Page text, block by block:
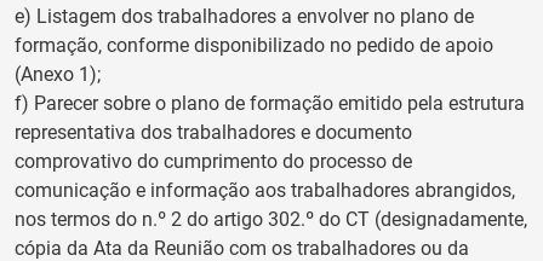
e) Listagem dos trabalhadores a envolver no plano de
formação, conforme disponibilizado no pedido de apoio
(Anexo 1);
f) Parecer sobre o plano de formação emitido pela estrutura
representativa dos trabalhadores e documento
comprovativo do cumprimento do processo de
comunicação e informação aos trabalhadores abrangidos,
nos termos do n.º 2 do artigo 302.º do CT (designadamente,
cópia da Ata da Reunião com os trabalhadores ou da